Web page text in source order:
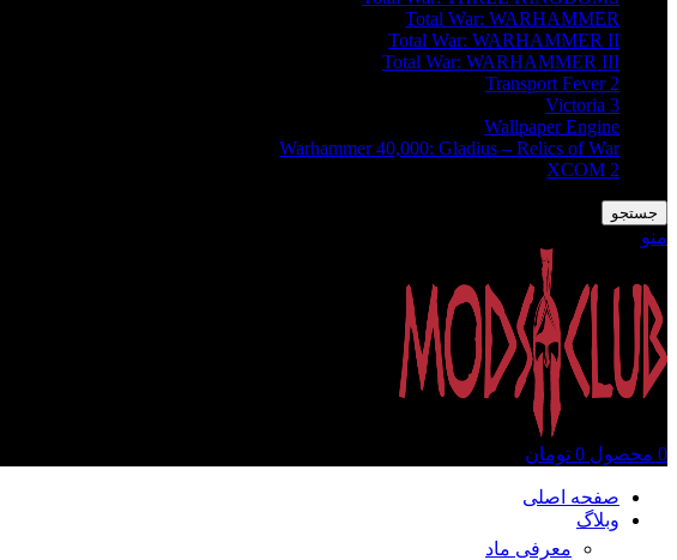
Total War: WARHAMMER
Total War: WARHAMMER II
Total War: WARHAMMER III
Transport Fever 2
Victoria 3
Wallpaper Engine
Warhammer 40,000: Gladius – Relics of War
XCOM 2
جستجو
منو
0 محصول 0 تومان
صفحه اصلی
وبلاگ
معرفی ماد